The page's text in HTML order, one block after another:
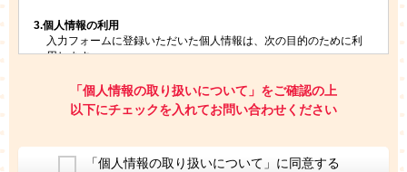
3.個人情報の利用
入力フォームに登録いただいた個人情報は、次の目的のために利
用します。
お問い合わせにお答えするため
レプトンのキャンペーンや新商品（新サービス）、新規開講教
室等をご案内するため
ご利用者の個人情報を、本人が特定されないデータに不可逆変
換した上で、広告・宣伝・販売促進活動に役立てること
「個人情報の取り扱いについて」をご確認の上
以下にチェックを入れてお問い合わせください
「個人情報の取り扱いについて」に同意する